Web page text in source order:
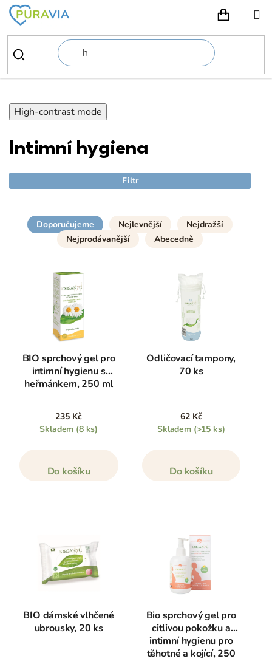
Přejít
obsah
High-contrast mode
Intimní hygiena
Filtr
Doporučujeme Nejlevnější
Nejdražší
Nejprodávanější
Abecedně
BIO sprchový gel pro
intimní hygienu s
heřmánkem, 250 ml
235 Kč
Skladem (8 ks)
Do košíku
Odličovací tampony,
70 ks
62 Kč
Skladem (>15 ks)
Do košíku
BIO dámské vlhčené
ubrousky, 20 ks
Bio sprchový gel pro
citlivou pokožku a
intimní hygienu pro
těhotné a kojící, 250